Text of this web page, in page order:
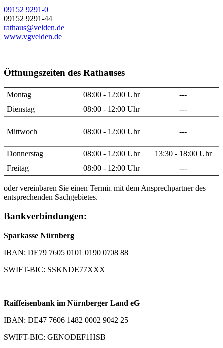
09152 9291-0
09152 9291-44
rathaus@velden.de
www.vgvelden.de
Öffnungszeiten des Rathauses
Montag 08:00 - 12:00 Uhr
---
Dienstag
08:00 - 12:00 Uhr ---
Mittwoch 08:00 - 12:00 Uhr ---
Donnerstag 08:00 - 12:00 Uhr
13:30 - 18:00 Uhr
Freitag
08:00 - 12:00 Uhr ---
oder vereinbaren Sie einen Termin mit dem Ansprechpartner des
entsprechenden Sachgebietes.
Bankverbindungen:
Sparkasse Nürnberg
IBAN: DE79 7605 0101 0190 0708 88
SWIFT-BIC: SSKNDE77XXX
Raiffeisenbank im Nürnberger Land eG
IBAN: DE47 7606 1482 0002 9042 25
SWIFT-BIC: GENODEF1HSB